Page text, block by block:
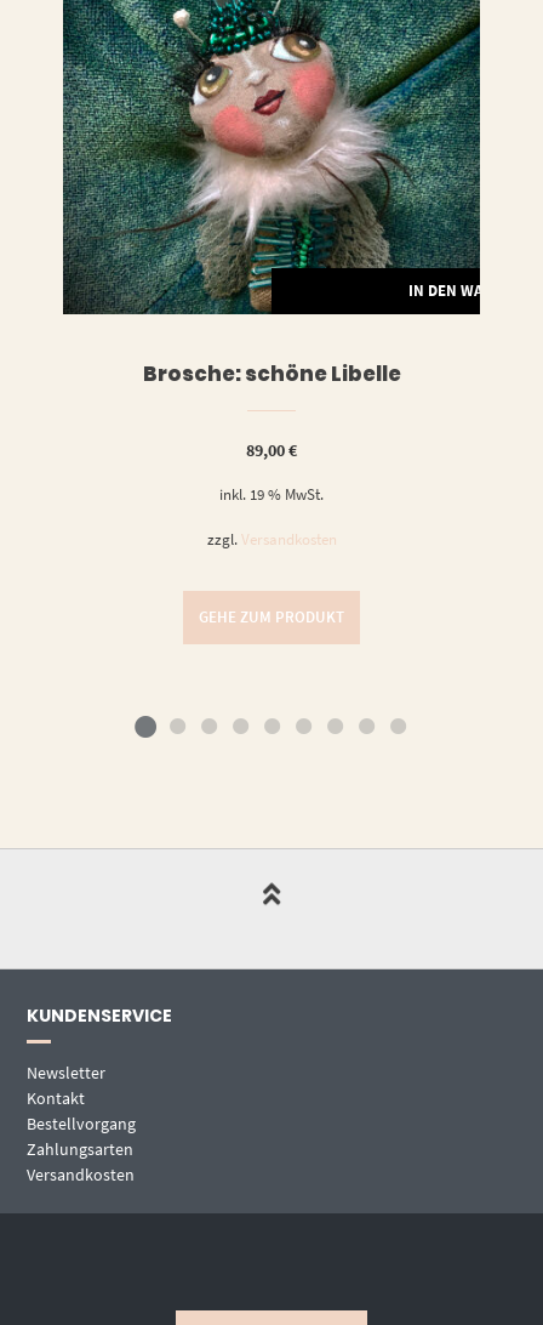
IN DEN
Brosche: schöne Libelle
89,00€
inkl. 19 % MwSt.
zzgl. Versandkosten
GEHE ZUM PRODUKT
KUNDENSERVICE
Newsletter
Kontakt
Bestellvorgang
Zahlungsarten
Versandkosten